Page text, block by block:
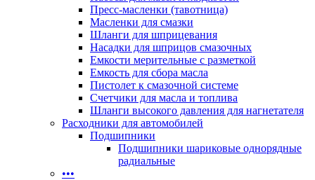
Пресс-масленки (тавотница)
Масленки для смазки
Шланги для шприцевания
Насадки для шприцов смазочных
Емкости мерительные с разметкой
Емкость для сбора масла
Пистолет к смазочной системе
Счетчики для масла и топлива
Шланги высокого давления для нагнетателя
Расходники для автомобилей
Подшипники
Подшипники шариковые однорядные
радиальные
•••